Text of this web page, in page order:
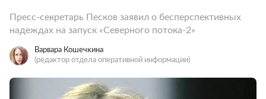
Пресс-секретарь Песков заявил о бесперспективных
надеждах на запуск «Северного потока-2»
Варвара Кошечкина
(редактор отдела оперативной информации)